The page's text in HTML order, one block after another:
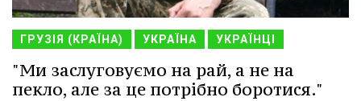
ГРУЗІЯ (КРАЇНА) УКРАЇНА УКРАЇНЦІ
"Ми заслуговуємо на рай, а не на
пекло, але за це потрібно боротися."